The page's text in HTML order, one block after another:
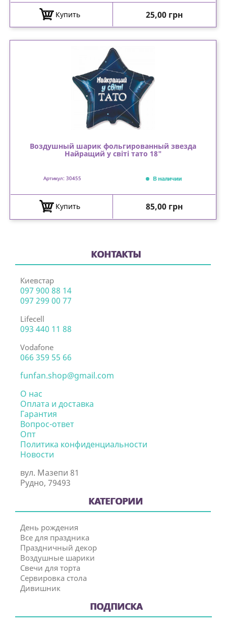
Купить Цена
25,00 грн
Воздушный шарик фольгированный звезда
Найращий у світі тато 18"
Артикул: 30455 В наличии
Купить Цена
85,00 грн
КОНТАКТЫ
Киевстар
097 900 88 14
097 299 00 77
Lifecell
093 440 11 88
Vodafone
066 359 55 66
funfan.shop@gmail.com
О нас
Оплата и доставка
Гарантия
Вопрос-ответ
Опт
Политика конфиденциальности
Новости
вул. Мазепи 81
Рудно, 79493
КАТЕГОРИИ
День рождения
Все для праздника
Праздничный декор
Воздушные шарики
Свечи для торта
Сервировка стола
Дивишник
ПОДПИСКА